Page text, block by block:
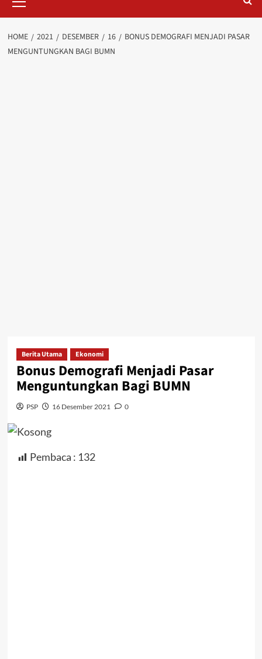
Menu
HOME 2021 DESEMBER 16
BONUS DEMOGRAFI MENJADI PASAR
MENGUNTUNGKAN BAGI BUMN
Berita Utama Ekonomi
Bonus Demografi Menjadi Pasar
Menguntungkan Bagi BUMN
PSP 16 Desember 2021 0
Pembaca : 132